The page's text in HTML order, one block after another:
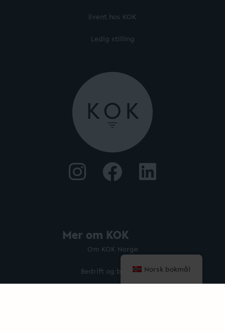
Event hos KOK
Ledig stilling
Mer om KOK
Om KOK Norge
Bedrift og badstue Norsk bokmål